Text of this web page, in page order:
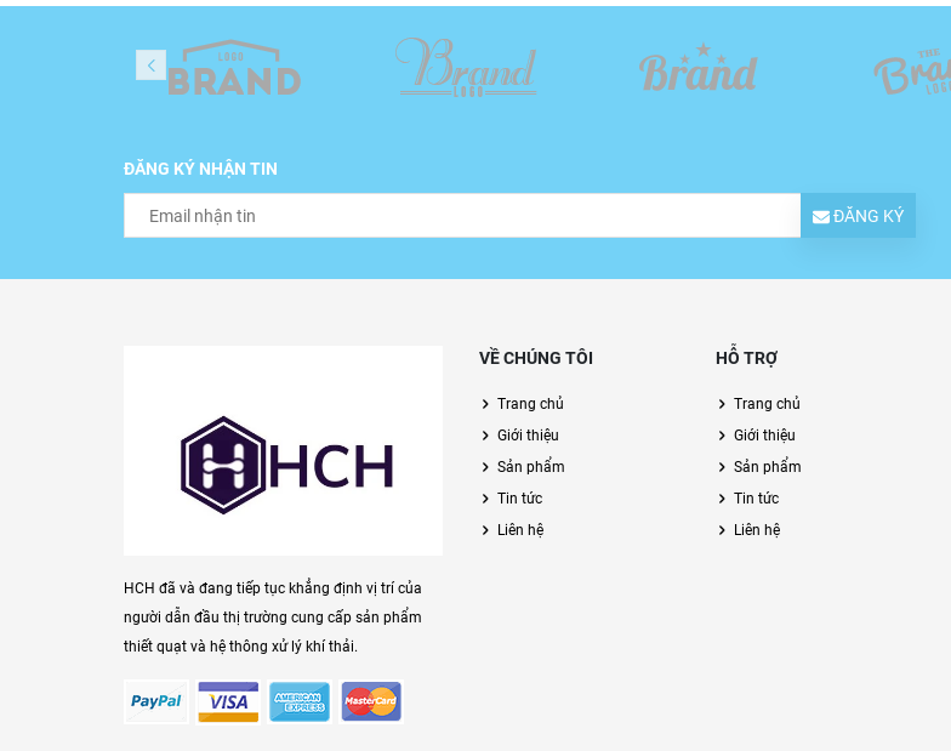
ĐĂNG KÝ NHẬN TIN
ĐĂNG KÝ
HCH đã và đang tiếp tục khẳng định vị trí của
người dẫn đầu thị trường cung cấp sản phẩm
thiết quạt và hệ thông xử lý khí thải.
VỀ CHÚNG TÔI
Trang chủ
Giới thiệu
Sản phẩm
Tin tức
Liên hệ
HỖ TRỢ
Trang chủ
Giới thiệu
Sản phẩm
Tin tức
Liên hệ